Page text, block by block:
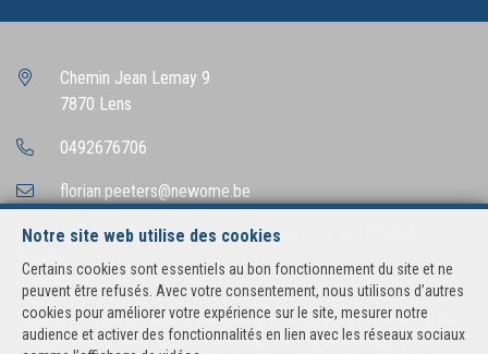
Notre site web utilise des cookies
Certains cookies sont essentiels au bon fonctionnement du site et ne
peuvent être refusés. Avec votre consentement, nous utilisons d’autres
cookies pour améliorer votre expérience sur le site, mesurer notre
audience et activer des fonctionnalités en lien avec les réseaux sociaux
Chemin Jean Lemay 9
7870 Lens
0492676706
florian.peeters@newome.be
Agent immobilier intermédiaire agréé IPI sous le numéro 515.253 en
N° entreprise : TVA BE0755.662.563
Instance de contrôle: Institut professionnel des agents immobiliers, rue
du Luxembourg 16B, 1000 Bruxelles (+32 2 505 38 50 - info@ipi.be) -